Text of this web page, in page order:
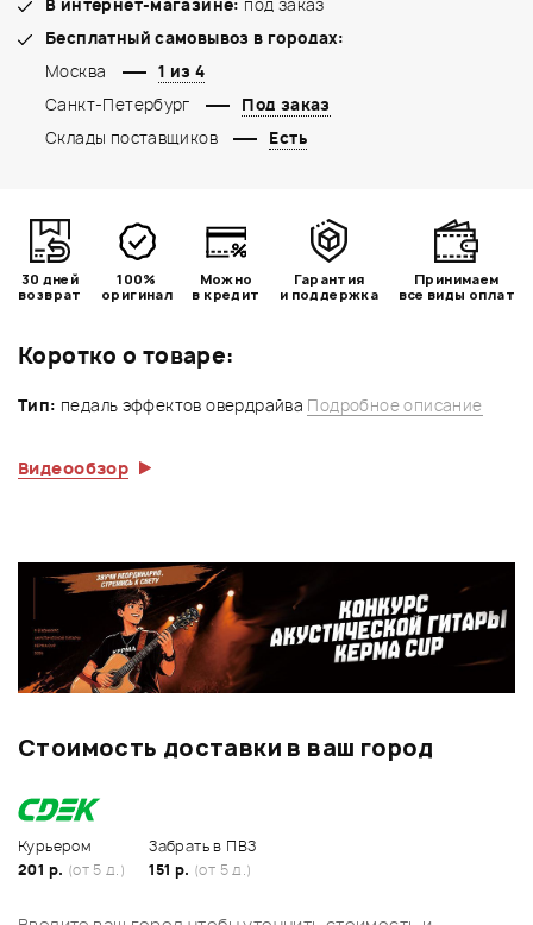
Коротко о товаре:
Тип: педаль эффектов овердрайва Подробное описание
Видеообзор
В интернет-магазине: под заказ
Бесплатный самовывоз в городах:
Москва
1 из 4
Санкт-Петербург
Под заказ
Склады поставщиков
Есть
30 дней
возврат
100%
оригинал
Можно
в кредит
Гарантия
и поддержка
Принимаем
все виды оплат
Стоимость доставки в ваш город
Курьером
201 р. (от 5 д.)
Забрать в ПВЗ
151 р. (от 5 д.)